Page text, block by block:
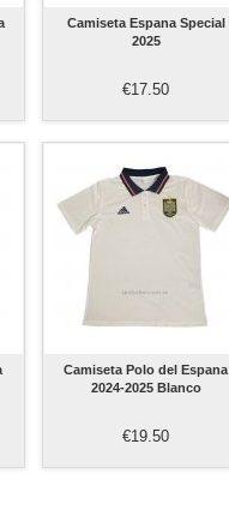
Camiseta Espana Special
2025
€17.50
Camiseta Polo del Espana
2024-2025 Blanco
€19.50